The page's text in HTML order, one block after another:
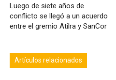
Luego de siete años de
conflicto se llegó a un acuerdo
entre el gremio Atilra y SanCor
Artículos relacionados